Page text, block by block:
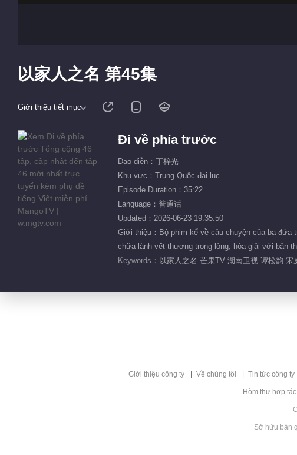
以家人之名 第45集
Giới thiệu tiết mục
Đi về phía trước
Đạo diễn：丁梓光
Khu vực：Trung Quốc đại lục
Episode Duration：35:22
Language：普通话
Updated：2026-06-23 19:35:50
Giới thiệu：Bộ phim kể về câu chuyện của ba
chữa lành vết thương trong lòng, hòa giải với bản
Keywords： 以家人之名 芒果TV 湖南卫视 谭松韵
Giới thiệu công ty Về chúng tôi Tin tức công ty
Hòm thư hợp
Sở hữu bản